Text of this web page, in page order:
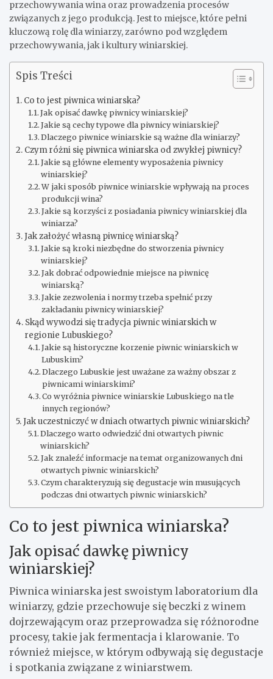
przechowywania wina oraz prowadzenia procesów
związanych z jego produkcją. Jest to miejsce, które pełni
kluczową rolę dla winiarzy, zarówno pod względem
przechowywania, jak i kultury winiarskiej.
Spis Treści
Co to jest piwnica winiarska?
Jak opisać dawkę piwnicy winiarskiej?
Jakie są cechy typowe dla piwnicy winiarskiej?
Dlaczego piwnice winiarskie są ważne dla winiarzy?
Czym różni się piwnica winiarska od zwykłej piwnicy?
Jakie są główne elementy wyposażenia piwnicy
winiarskiej?
W jaki sposób piwnice winiarskie wpływają na proces
produkcji wina?
Jakie są korzyści z posiadania piwnicy winiarskiej dla
winiarza?
Jak założyć własną piwnicę winiarską?
Jakie są kroki niezbędne do stworzenia piwnicy
winiarskiej?
Jak dobrać odpowiednie miejsce na piwnicę
winiarską?
Jakie zezwolenia i normy trzeba spełnić przy
zakładaniu piwnicy winiarskiej?
Skąd wywodzi się tradycja piwnic winiarskich w
regionie Lubuskiego?
Jakie są historyczne korzenie piwnic winiarskich w
Lubuskim?
Dlaczego Lubuskie jest uważane za ważny obszar z
piwnicami winiarskimi?
Co wyróżnia piwnice winiarskie Lubuskiego na tle
innych regionów?
Jak uczestniczyć w dniach otwartych piwnic winiarskich?
Dlaczego warto odwiedzić dni otwartych piwnic
winiarskich?
Jak znaleźć informacje na temat organizowanych dni
otwartych piwnic winiarskich?
Czym charakteryzują się degustacje win musujących
podczas dni otwartych piwnic winiarskich?
Co to jest piwnica winiarska?
Jak opisać dawkę piwnicy
winiarskiej?
Piwnica winiarska jest swoistym laboratorium dla
winiarzy, gdzie przechowuje się beczki z winem
dojrzewającym oraz przeprowadza się różnorodne
procesy, takie jak fermentacja i klarowanie. To
również miejsce, w którym odbywają się degustacje
i spotkania związane z winiarstwem.